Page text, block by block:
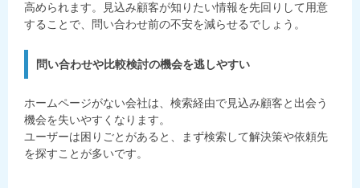
高められます。見込み顧客が知りたい情報を先回りして用意
することで、問い合わせ前の不安を減らせるでしょう。
問い合わせや比較検討の機会を逃しやすい
ホームページがない会社は、検索経由で見込み顧客と出会う
機会を失いやすくなります。
ユーザーは困りごとがあると、まず検索して解決策や依頼先
を探すことが多いです。